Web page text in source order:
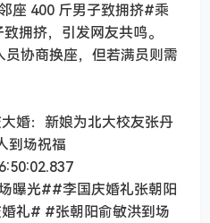
座 400 斤男子致拥挤#乘
拥挤，引发网友共鸣。
协商换座，但若满员则需
婚：新娘为北大校友张丹
到场祝福
曝光##李国庆婚礼张朝阳
礼# #张朝阳俞敏洪到场